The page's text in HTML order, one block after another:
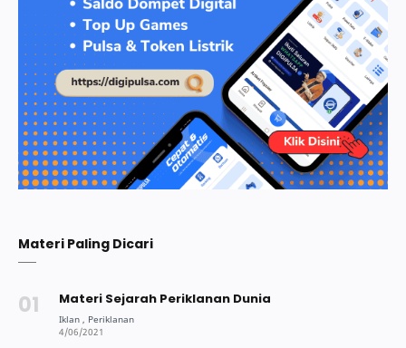
Materi Paling Dicari
Materi Sejarah Periklanan Dunia